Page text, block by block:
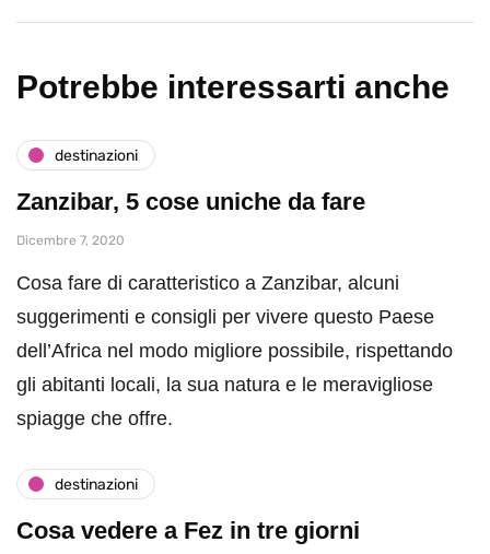
Potrebbe interessarti anche
destinazioni
Zanzibar, 5 cose uniche da fare
Dicembre 7, 2020
Cosa fare di caratteristico a Zanzibar, alcuni
suggerimenti e consigli per vivere questo Paese
dell’Africa nel modo migliore possibile, rispettando
gli abitanti locali, la sua natura e le meravigliose
spiagge che offre.
destinazioni
Cosa vedere a Fez in tre giorni